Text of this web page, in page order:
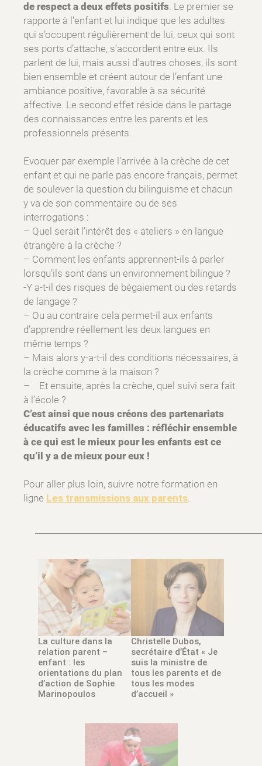
de respect a deux effets positifs. Le premier se
rapporte à l’enfant et lui indique que les adultes
qui s’occupent régulièrement de lui, ceux qui sont
ses ports d’attache, s’accordent entre eux. Ils
parlent de lui, mais aussi d’autres choses, ils sont
bien ensemble et créent autour de l’enfant une
ambiance positive, favorable à sa sécurité
affective. Le second effet réside dans le partage
des connaissances entre les parents et les
professionnels présents.
Evoquer par exemple l’arrivée à la crèche de cet
enfant et qui ne parle pas encore français, permet
de soulever la question du bilinguisme et chacun
y va de son commentaire ou de ses
interrogations :
– Quel serait l’intérêt des « ateliers » en langue
étrangère à la crèche ?
– Comment les enfants apprennent-ils à parler
lorsqu’ils sont dans un environnement bilingue ?
-Y a-t-il des risques de bégaiement ou des retards
de langage ?
– Ou au contraire cela permet-il aux enfants
d’apprendre réellement les deux langues en
même temps ?
– Mais alors y-a-t-il des conditions nécessaires, à
la crèche comme à la maison ?
– Et ensuite, après la crèche, quel suivi sera fait
à l’école ?
C’est ainsi que nous créons des partenariats
éducatifs avec les familles : réfléchir ensemble
à ce qui est le mieux pour les enfants est ce
qu’il y a de mieux pour eux !
Pour aller plus loin, suivre notre formation en
ligne Les transmissions aux parents.
La culture dans la
relation parent –
enfant : les
orientations du plan
d’action de Sophie
Marinopoulos
Christelle Dubos,
secrétaire d’État « Je
suis la ministre de
tous les parents et de
tous les modes
d’accueil »